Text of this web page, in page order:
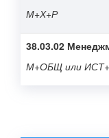
М+Х+Р
38.03.02
М+ОБЩ или